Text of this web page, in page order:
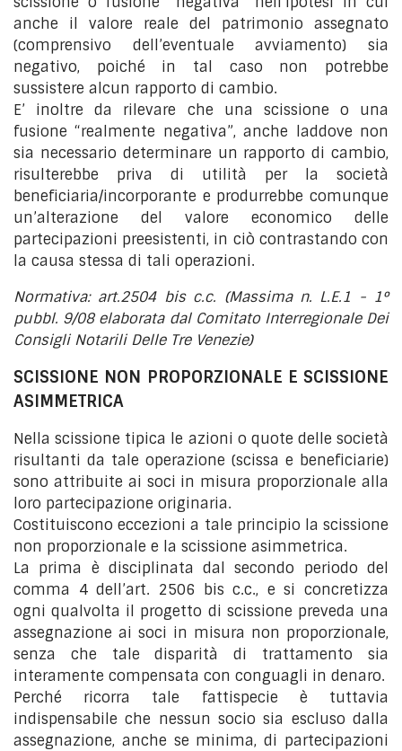
anche il valore reale del patrimonio assegnato
(comprensivo dell’eventuale avviamento) sia
negativo, poiché in tal caso non potrebbe
sussistere alcun rapporto di cambio.
E’ inoltre da rilevare che una scissione o una
fusione “realmente negativa”, anche laddove non
sia necessario determinare un rapporto di cambio,
risulterebbe priva di utilità per la società
beneficiaria/incorporante e produrrebbe comunque
un’alterazione del valore economico delle
partecipazioni preesistenti, in ciò contrastando con
la causa stessa di tali operazioni.
Normativa: art.2504 bis c.c. (Massima n. L.E.1 - 1°
pubbl. 9/08 elaborata dal Comitato Interregionale Dei
Consigli Notarili Delle Tre Venezie)
SCISSIONE NON PROPORZIONALE E SCISSIONE
ASIMMETRICA
Nella scissione tipica le azioni o quote delle società
risultanti da tale operazione (scissa e beneficiarie)
sono attribuite ai soci in misura proporzionale alla
loro partecipazione originaria.
Costituiscono eccezioni a tale principio la scissione
non proporzionale e la scissione asimmetrica.
La prima è disciplinata dal secondo periodo del
comma 4 dell’art. 2506 bis c.c., e si concretizza
ogni qualvolta il progetto di scissione preveda una
assegnazione ai soci in misura non proporzionale,
senza che tale disparità di trattamento sia
interamente compensata con conguagli in denaro.
Perché ricorra tale fattispecie è tuttavia
indispensabile che nessun socio sia escluso dalla
assegnazione, anche se minima, di partecipazioni